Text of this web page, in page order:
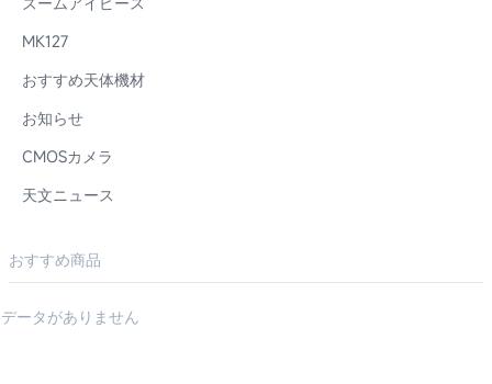
MK127
おすすめ天体機材
お知らせ
CMOSカメラ
天文ニュース
おすすめ商品
データがありません